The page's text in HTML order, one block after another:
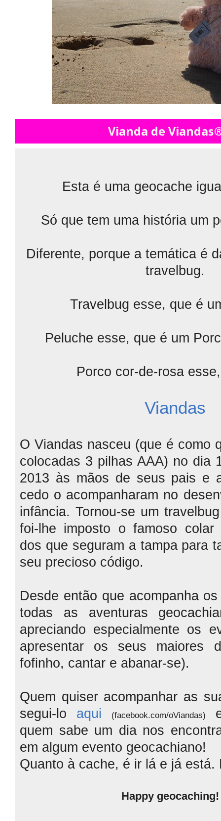
Vianda de
Esta é uma geocache
Só que tem uma história um
Diferente, porque a temática é
travelbug.
Travelbug esse, que é
Peluche esse, que é um
Porco cor-de-rosa
Viandas
O Viandas nasceu (que é como
colocadas 3 pilhas AAA) no dia
2013 às mãos de seus pais e
cedo o acompanharam no
infância. Tornou-se um
foi-lhe imposto o famoso colar
dos que seguram a tampa para
seu precioso código.
Desde então que acompanha
todas as aventuras
apreciando especialmente os
apresentar os seus maiores
fofinho, cantar e abanar-se).
Quem quiser acompanhar as
segui-lo aqui (facebook.com/oViandas)
quem sabe um dia nos
em algum evento geocachiano!
Quanto à cache, é ir lá e já está.
Happy